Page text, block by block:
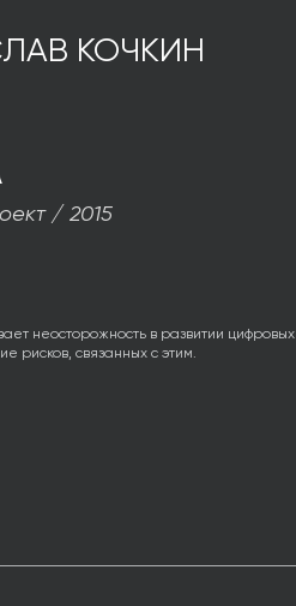
КОЧКИН
/ 2015
неосторожность в развитии цифровых
рисков, связанных с этим.